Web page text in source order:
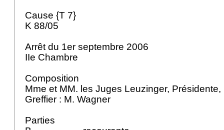
Cause {T 7}
K 88/05
Arrêt du 1er septembre 2006
IIe Chambre
Composition
Mme et MM. les Juges Leuzinger,
Greffier : M. Wagner
Parties